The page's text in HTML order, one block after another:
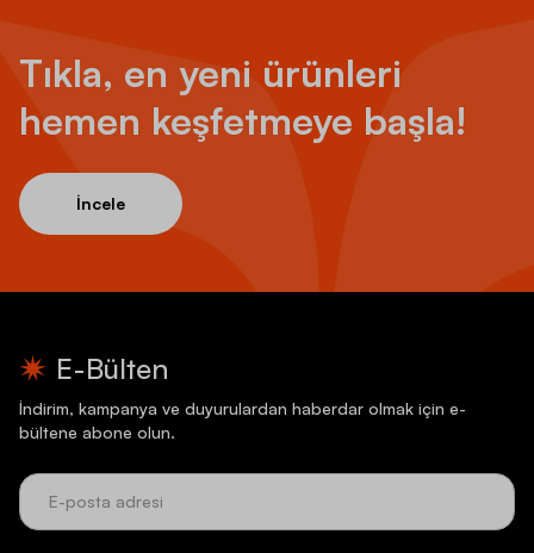
Tıkla, en yeni ürünleri
hemen keşfetmeye başla!
İncele
E-Bülten
İndirim, kampanya ve duyurulardan haberdar olmak için e-
bültene abone olun.